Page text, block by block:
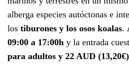
alberga especies autóctonas e
los tiburones y los osos koalas.
09:00 a 17:00h y la entrada
para adultos y 22 AUD